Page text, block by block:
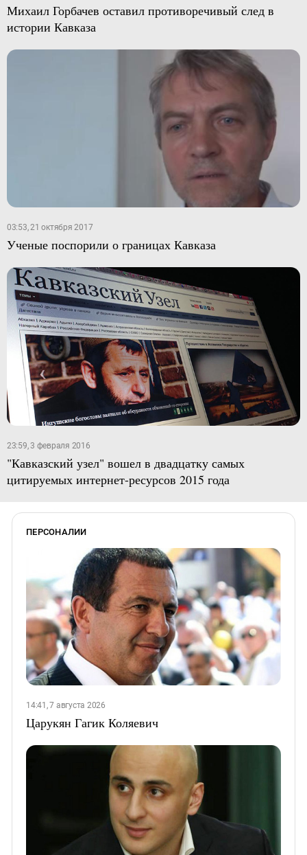
Михаил Горбачев оставил противоречивый след в
истории Кавказа
03:53, 21 октября 2017
Ученые поспорили о границах Кавказа
23:59, 3 февраля 2016
"Кавказский узел" вошел в двадцатку самых
цитируемых интернет-ресурсов 2015 года
ПЕРСОНАЛИИ
14:41, 7 августа 2026
Царукян Гагик Коляевич